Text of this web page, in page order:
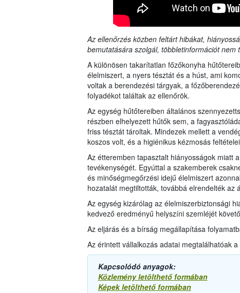
Az ellenőrzés közben feltárt hibákat,
bemutatására szolgál, többletinformációt nem
A különösen takarítatlan főzőkonyha
élelmiszert, a nyers tésztát és a húst, ami
voltak a berendezési tárgyak, a
folyadékot találtak az ellenőrök.
Az egység hűtőtereiben általános
részben elhelyezett hűtők sem, a
friss tésztát tároltak. Mindezek mellett a
koszos volt, és a higiénikus kézmosás
Az étteremben tapasztalt hiányosságok miatt
tevékenységét. Egyúttal a szakemberek
és minőségmegőrzési idejű élelmiszert
hozatalát megtiltották, továbbá elrendelték
Az egység kizárólag az élelmiszerbiztonsági
kedvező eredményű helyszíni szemléjét
Az eljárás és a bírság megállapítása
Az érintett vállalkozás adatai megtalálhatóak a
Kapcsolódó anyagok:
Közlemény letölthető formában
Képek letölthető formában